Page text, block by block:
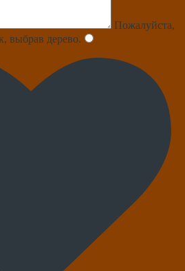
Пожалуйста,
выбрав дерево.